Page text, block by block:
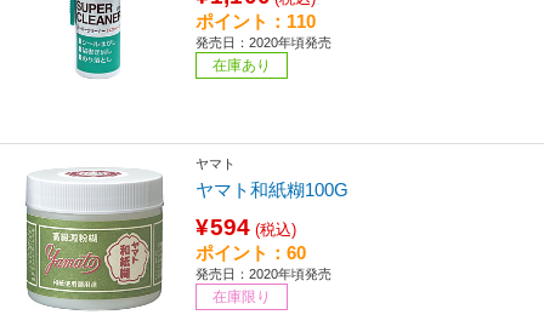
ポイント：110
発売日：2020年頃発売
在庫あり
ヤマト
ヤマト和紙糊100G
¥594 (税込)
ポイント：60
発売日：2020年頃発売
在庫限り